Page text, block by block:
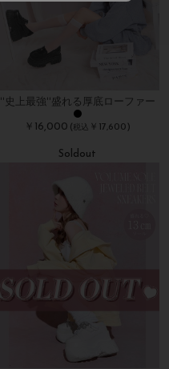
''史上最強''盛れる厚底ローファー
￥16,000 (税込 ￥17,600)
Soldout